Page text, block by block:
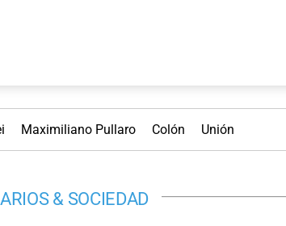
Maximiliano Pullaro Colón Unión
& SOCIEDAD